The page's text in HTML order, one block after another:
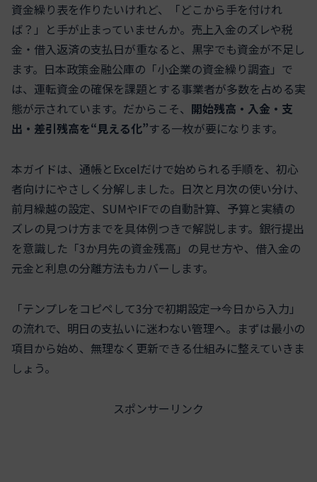
資金繰り表を作りたいけれど、「どこから手を付けれ
ば？」と手が止まっていませんか。売上入金のズレや税
金・借入返済の支払日が重なると、黒字でも資金が不足し
ます。日本政策金融公庫の「小企業の資金繰り調査」で
は、運転資金の確保を課題とする事業者が多数を占める実
態が示されています。だからこそ、 開始残高・入金・支
出・差引残高を“見える化”する一枚が要になります。
本ガイドは、通帳とExcelだけで始められる手順を、初心
者向けにやさしく分解しました。日次と月次の使い分け、
前月繰越の設定、SUMやIFでの自動計算、予算と実績の
ズレの見つけ方までを具体例つきで解説します。銀行提出
を意識した「3か月先の資金残高」の見せ方や、借入金の
元金と利息の分離方法もカバーします。
「テンプレをコピペして3分で初期設定→今日から入力」
の流れで、明日の支払いに迷わない管理へ。まずは最小の
項目から始め、無理なく更新できる仕組みに整えていきま
しょう。
スポンサーリンク